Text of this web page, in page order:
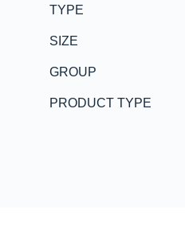
TYPE
SIZE
GROUP
PRODUCT TYPE